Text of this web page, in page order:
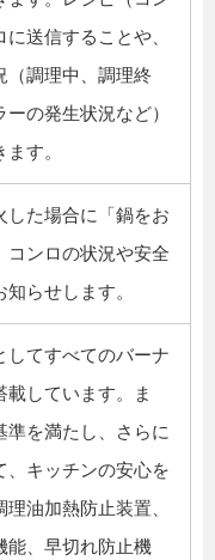
送信することや、
（調理中、調理終
の発生状況など）
す。
した場合に「鍋をお
コンロの状況や安全
知らせします。
してすべてのバーナ
載しています。ま
準を満たし、さらに
、キッチンの安心を
油加熱防止装置、
能、早切れ防止機